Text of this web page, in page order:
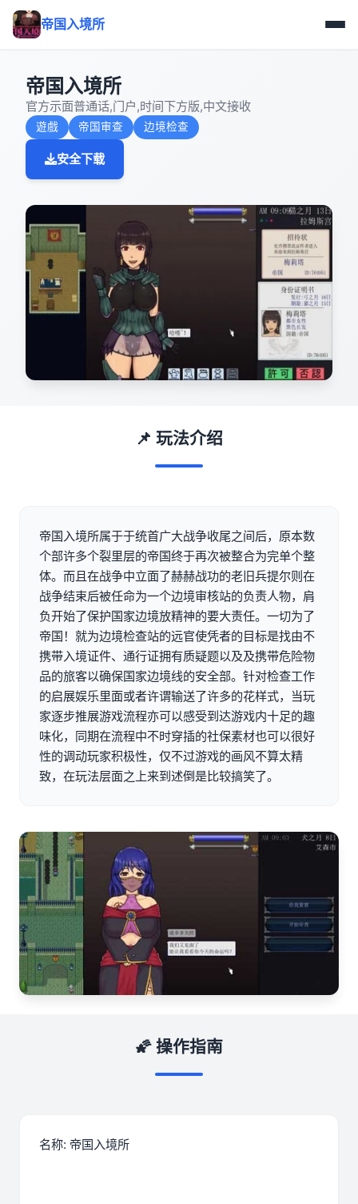
帝国入境所
帝国入境所
官方示面普通话,门户,时间下方版,中文接收
遊戲 帝国审查 边境检查
安全下载
📌 玩法介绍
帝国入境所属于于统首广大战争收尾之间后，原本数
个部许多个裂里层的帝国终于再次被整合为完单个整
体。而且在战争中立面了赫赫战功的老旧兵提尔则在
战争结束后被任命为一个边境审核站的负责人物，肩
负开始了保护国家边境放精神的要大责任。一切为了
帝国！就为边境检查站的远官使凭者的目标是找由不
携带入境证件、通行证拥有质疑题以及及携带危险物
品的旅客以确保国家边境线的安全部。针对检查工作
的启展娱乐里面或者许谓输送了许多的花样式，当玩
家逐步推展游戏流程亦可以感受到达游戏内十足的趣
味化，同期在流程中不时穿插的社保素材也可以很好
性的调动玩家积极性，仅不过游戏的画风不算太精
致，在玩法层面之上来到述倒是比较搞笑了。
🌠 操作指南
名称: 帝国入境所